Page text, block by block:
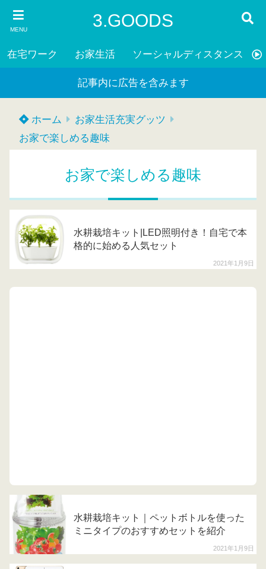
MENU 3.GOODS
在宅ワーク お家生活 ソーシャルディスタンス
記事内に広告を含みます
ホーム
お家生活充実グッツ
お家で楽しめる趣味
お家で楽しめる趣味
2021年1月9日
水耕栽培キット|LED照明付き！自宅で本
格的に始める人気セット
2021年1月9日
水耕栽培キット｜ペットボトルを使った
ミニタイプのおすすめセットを紹介